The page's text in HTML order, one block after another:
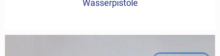
Wasserpistole